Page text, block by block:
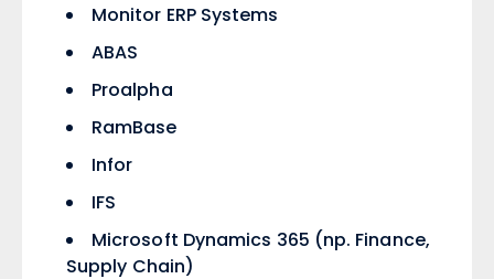
Monitor ERP Systems
ABAS
Proalpha
RamBase
Infor
IFS
Microsoft Dynamics 365 (np. Finance,
Supply Chain)